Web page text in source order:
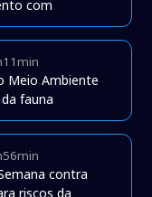
com
Meio Ambiente
fauna
contra
riscos da